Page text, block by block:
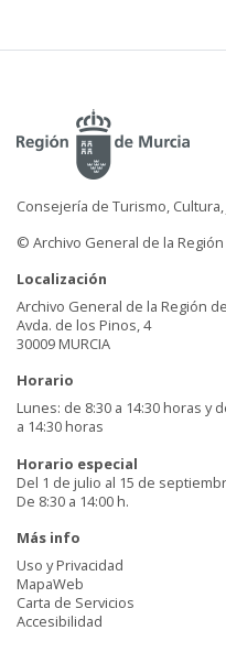
Consejería de Turismo,
© Archivo General de la
Localización
Archivo General de la Región
Avda. de los Pinos, 4
30009 MURCIA
Horario
Lunes: de 8:30 a 14:30 horas y
a 14:30 horas
Horario especial
Del 1 de julio al 15 de
De 8:30 a 14:00 h.
Más info
Uso y Privacidad
MapaWeb
Carta de Servicios
Accesibilidad